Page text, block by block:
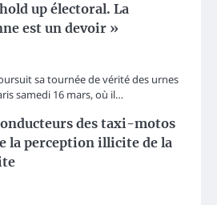
up électoral. La
est un devoir »
sa tournée de vérité des urnes
samedi 16 mars, où il…
des taxi-motos
la perception illicite de la